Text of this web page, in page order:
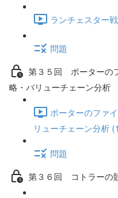
ランチェスター
問題
第３５回 ポーターの
略・バリューチェーン分析
ポーターのファ
リューチェーン分析
問題
第３６回 コトラーの